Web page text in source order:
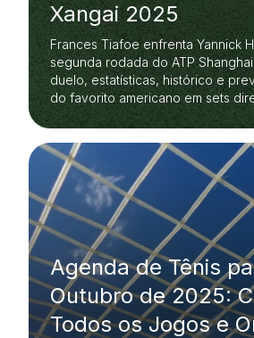
Xangai 2025
Frances Tiafoe enfrenta Yannick
segunda rodada do ATP
duelo, estatísticas, histórico e
do favorito americano em sets
Agenda de Tênis
Outubro de 2025:
Todos os Jogos e